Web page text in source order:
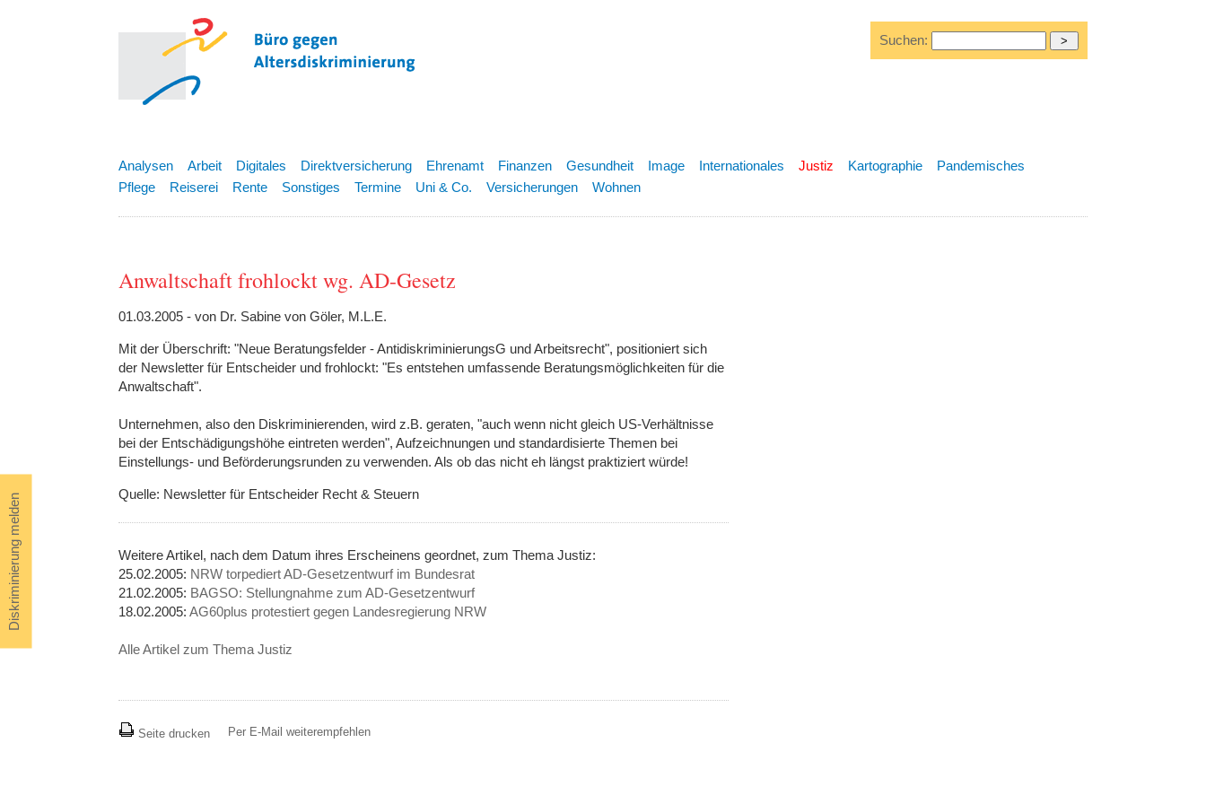
Diskriminierung melden
Suchen:
Analysen Arbeit Digitales Direktversicherung Ehrenamt Finanzen Gesundheit Image Internationales Justiz Kartographie
Pandemisches
Pflege
Reiserei Rente Sonstiges Termine Uni & Co. Versicherungen Wohnen
Anwaltschaft frohlockt wg. AD-Gesetz
01.03.2005 - von Dr. Sabine von Göler, M.L.E.
Mit der Überschrift: "Neue Beratungsfelder - AntidiskriminierungsG und Arbeitsrecht", positioniert sich
der Newsletter für Entscheider und frohlockt: "Es entstehen umfassende Beratungsmöglichkeiten für die
Anwaltschaft".
Unternehmen, also den Diskriminierenden, wird z.B. geraten, "auch wenn nicht gleich US-Verhältnisse
bei der Entschädigungshöhe eintreten werden", Aufzeichnungen und standardisierte Themen bei
Einstellungs- und Beförderungsrunden zu verwenden. Als ob das nicht eh längst praktiziert würde!
Quelle: Newsletter für Entscheider Recht & Steuern
Weitere Artikel, nach dem Datum ihres Erscheinens geordnet, zum Thema Justiz:
25.02.2005: NRW torpediert AD-Gesetzentwurf im Bundesrat
21.02.2005: BAGSO: Stellungnahme zum AD-Gesetzentwurf
18.02.2005: AG60plus protestiert gegen Landesregierung NRW
Alle Artikel zum Thema Justiz
Seite drucken Per E-Mail weiterempfehlen